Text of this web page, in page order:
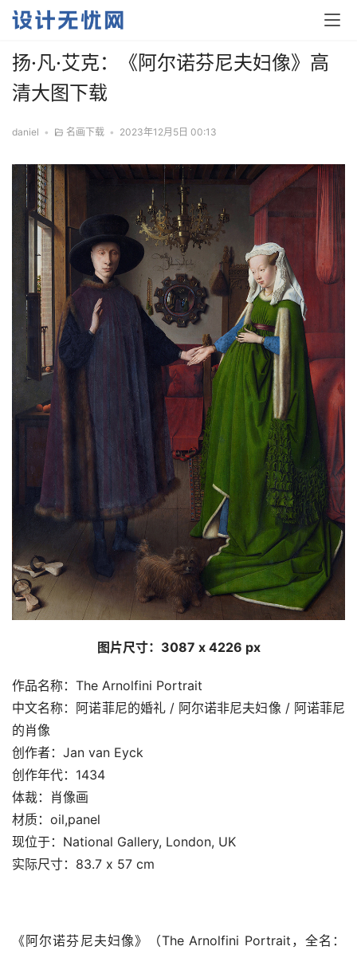
扬·凡·艾克：《阿尔诺芬尼夫妇像》高
清大图下载
daniel • 名画下载 • 2023年12月5日 00:13
图片尺寸：3087 x 4226 px
作品名称：The Arnolfini Portrait
中文名称：阿诺菲尼的婚礼 / 阿尔诺非尼夫妇像 / 阿诺菲尼
的肖像
创作者：Jan van Eyck
创作年代：1434
体裁：肖像画
材质：oil,panel
现位于：National Gallery, London, UK
实际尺寸：83.7 x 57 cm
《阿尔诺芬尼夫妇像》（The Arnolfini Portrait，全名：